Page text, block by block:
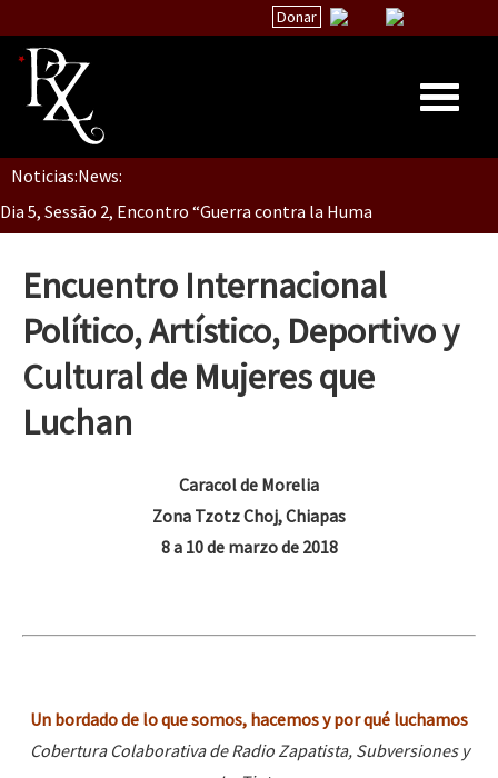
Donar
Inicio
Quiénes Somos
TEMAS
Chiapas
México
AutonomÍa y Resistencia
Migración
Noticias:News:
Dia 5, Sessão 2, Encontro “Guerra contra la Humanidad”
Dia 5, sessão 1, do Encontro “Guerra contra a Humanidade”(As
Dia 4 – Encontro “Guerra contra a Humanidade” (As populações
Dia 3 do Encontro “Guerra contra a Humanidade”
Encuentro Internacional
Político, Artístico, Deportivo y
Cultural de Mujeres que
Luchan
Caracol de Morelia
Zona Tzotz Choj, Chiapas
8 a 10 de marzo de 2018
Un bordado de lo que somos, hacemos y por qué luchamos
Cobertura Colaborativa de Radio Zapatista, Subversiones y